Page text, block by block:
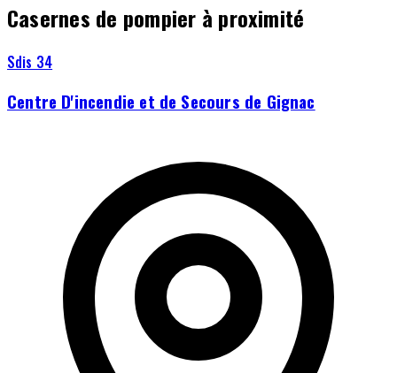
Casernes de pompier à proximité
Sdis 34
Centre D'incendie et de Secours de Gignac